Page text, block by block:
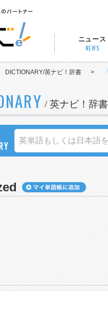
ニュース
NEWS
DICTIONARY/英ナビ！辞書 >
/ 英ナビ！辞書